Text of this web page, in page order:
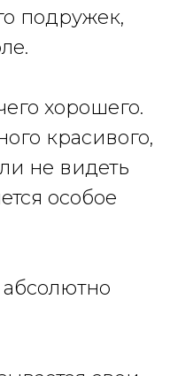
подружек,
хорошего.
красивого,
не видеть
особое